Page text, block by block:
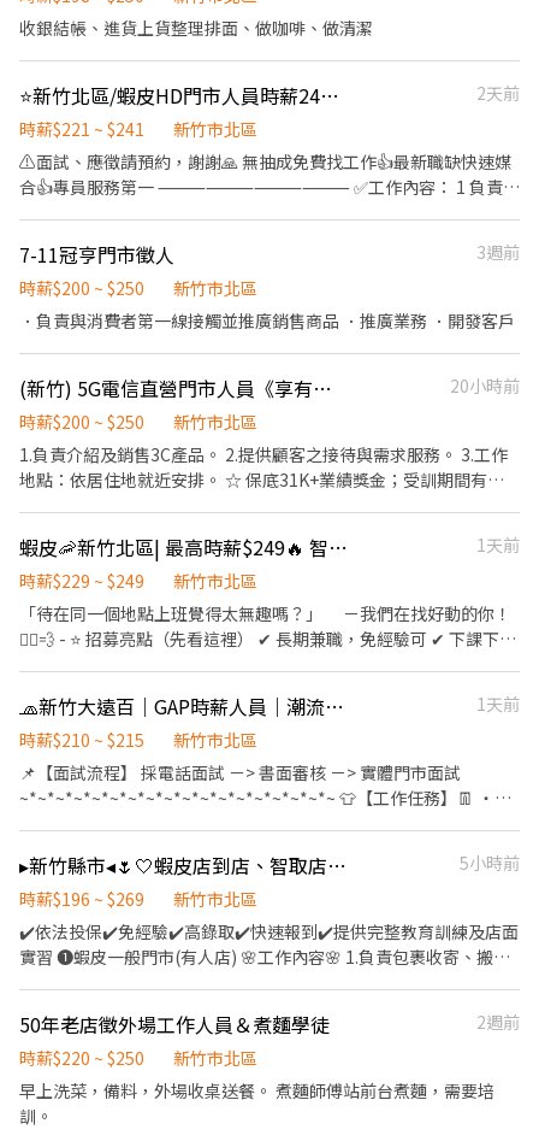
（六、日至少可上班 1 天） ❷可指定不上班時段（例如：每週三固
定不能上班） ❸至少配合三個月 ⭐無需上教育訓練和實習，錄取後
可立即上工
收銀結帳、進貨上貨整理排面、做咖啡、做清潔
⭐新竹北區/蝦皮HD門市人員時薪241🦐快速報到🌈
2天前
時薪$221 ~ $241
新竹市北區
⚠️面試、應徵請預約，謝謝🙏 無抽成免費找工作👍最新職缺快速媒
合👍專員服務第一 ⸻⸻⸻⸻ ✅工作內容： 1 負責進
配送順序符合建議配送順序，並回報給宅配區經理 5 維持門市作業
區整潔，執行日常清潔與環境維護 6 配合蝦皮店到店相關營運需
求，彈性調整工作內容 ⸻⸻⸻⸻ ✅工作時間&待
(固定店點，不需跑點) 新竹四維 - 智取店 新竹市北區四維路36號1樓
⸻⸻⸻⸻ 💡員工福利： 享汽機車油資補貼、修繕
補貼 推薦獎金 彈性排班 ⸻【應徵方式】⸻ 1️⃣點擊加入：
https://lin.ee/VvpVQJp（ID：@600movsk） 2️⃣加入後"務必"留
言：姓名/電話/專員找戴小姐/應徵蝦皮(截圖職缺)
7-11冠亨門市徵人
3週前
時薪$200 ~ $250
新竹市北區
．負責與消費者第一線接觸並推廣銷售商品 ．推廣業務 ．開發客戶
(新竹) 5G電信直營門市人員《享有年終/電話費補助》
20小時前
時薪$200 ~ $250
新竹市北區
1.負責介紹及銷售3C產品。 2.提供顧客之接待與需求服務。 3.工作
地點：依居住地就近安排。 ☆ 保底31K+業績獎金；受訓期間有薪
蝦皮🦐新竹北區| 最高時薪$249🔥 智取店 #蝦皮店到店 #免經驗可
1天前
時薪$229 ~ $249
新竹市北區
「待在同一個地點上班覺得太無趣嗎？」 －我們在找好動的你！
🏃‍♀️💨 - ⭐ 招募亮點（先看這裡） ✔ 長期兼職，免經驗可 ✔ 下課下班
秋獎金 - 📦 工作內容 1️⃣ 包裹上架、裝箱、理貨、搬運、盤點 ▸ 請先
自行評估身體是否能搬重 2️⃣ 工作性質為多門市跑點，不需久待門
市，『著重於上架速度與準確度』 3️⃣ 設備維護與基本門市環境清潔
4️⃣ 必須有機車駕照及自備機車，依門市需求配合支援距離 10 公里
班排班約2–6 小時 📌 實際排班依由 門市主管 排班 📌 須配合一周至
少給4天(至少1天為假日) - 💰 薪資福利 早班時薪 $229 （基本時薪
勞保（一定有） ✅ 健保自行決定是否加保 ✅ 任職滿半年享端午 / 中
秋獎金 ✅ 薪資匯款（無法領現） - 📍 參考門市地點 ＃實際會依門市
需求配合距離 10 公里內的門市 新竹北新 - 智取店｜新竹市北區北新
街135號1樓 新竹四維 - 智取店｜新竹市北區四維路36號1樓 新竹湳
安排，實際缺額依門市狀況調整，有興趣請按下【立即應徵】投遞
履歷，把握機會！ 🎈 其他區域、店型 職缺詢問｜點擊連結加入官
方賴 https://lin.ee/oF0vyAn (ID : @270jwauh) ▸ 加入後請主動
🧢新竹大遠百｜GAP時薪人員｜潮流穿搭🔥彈性排班・無經驗可｜
1天前
時薪$210 ~ $215
新竹市北區
📌【面試流程】 採電話面試 －> 書面審核 －> 實體門市面試
~*~*~*~*~*~*~*~*~*~*~*~*~*~*~*~*~*~ 👕【工作任務】👖 ・提
~*~*~*~*~*~*~*~*~*~*~*~*~*~*~*~*~*~ 🌱【你是不是我們在找
的人？】 ・對服飾有滿滿熱情，享受在快節奏中展現自我 ・擅長溝
通，跟顧客和同事都能愉快互動 ・願意傾聽、分享，讓客人都感受
到貼心服務 ・樂於學習與成長且抗壓性佳
~*~*~*~*~*~*~*~*~*~*~*~*~*~*~*~*~*~ ⏱️【排班需求】 ・每週
期、暑期） ~*~*~*~*~*~*~*~*~*~*~*~*~*~*~*~*~*~ 🧡心💛動💚
不💙如💜馬🤎上🖤行🤍動💖
▸新竹縣市◂🌷🤍蝦皮店到店、智取店門市自選✨免經驗🫧火速報到🔥
5小時前
時薪$196 ~ $269
新竹市北區
✔️依法投保✔️免經驗✔️高錄取✔️快速報到✔️提供完整教育訓練及店面
實習 ❶蝦皮一般門市(有人店) 🌸工作內容🌸 1.負責包裹收寄、搬
市營運、維護 【提供完整教育訓練及店面實習】 ❗❗⚠兼職為早晚固
定班(免輪班)⚠❗❗ ▸早班時段：10:30-17:30 ▸晚班時段：16:15-22:45
▸時薪$196-231元 ▸月排休制：一周至少排班4天，假日一定要可配
合排班 🌸上班地點🌸 新竹光復二店▸新竹市東區光復路二段 新竹建
50年老店徵外場工作人員＆煮麵學徒
2週前
時薪$220 ~ $250
新竹市北區
早上洗菜，備料，外場收桌送餐。 煮麵師傅站前台煮麵，需要培
訓。